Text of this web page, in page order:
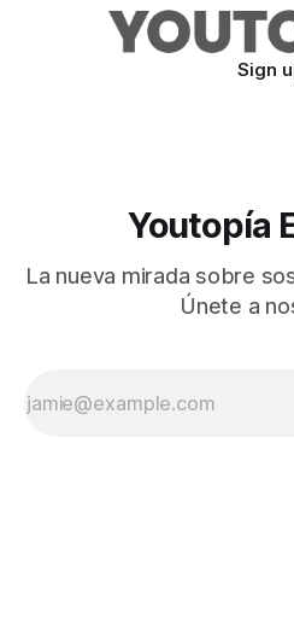
Sign
Youtopía
La nueva mirada sobre
Únete a